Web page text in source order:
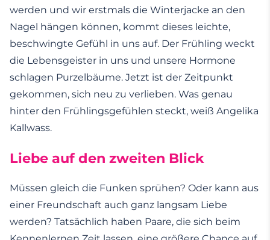
werden und wir erstmals die Winterjacke an den
Nagel hängen können, kommt dieses leichte,
beschwingte Gefühl in uns auf. Der Frühling weckt
die Lebensgeister in uns und unsere Hormone
schlagen Purzelbäume. Jetzt ist der Zeitpunkt
gekommen, sich neu zu verlieben. Was genau
hinter den Frühlingsgefühlen steckt, weiß Angelika
Kallwass.
Liebe auf den zweiten Blick
Müssen gleich die Funken sprühen? Oder kann aus
einer Freundschaft auch ganz langsam Liebe
werden? Tatsächlich haben Paare, die sich beim